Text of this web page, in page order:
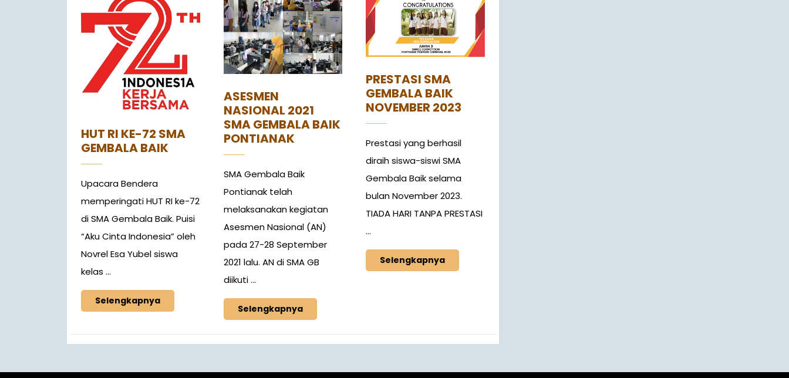
HUT RI KE-72 SMA
GEMBALA BAIK
Upacara Bendera
memperingati HUT RI ke-72
di SMA Gembala Baik. Puisi
“Aku Cinta Indonesia” oleh
Novrel Esa Yubel siswa
kelas ...
Selengkapnya
ASESMEN
NASIONAL 2021
SMA GEMBALA BAIK
PONTIANAK
SMA Gembala Baik
Pontianak telah
melaksanakan kegiatan
Asesmen Nasional (AN)
pada 27-28 September
2021 lalu. AN di SMA GB
diikuti ...
Selengkapnya
PRESTASI SMA
GEMBALA BAIK
NOVEMBER 2023
Prestasi yang berhasil
diraih siswa-siswi SMA
Gembala Baik selama
bulan November 2023.
TIADA HARI TANPA PRESTASI
...
Selengkapnya